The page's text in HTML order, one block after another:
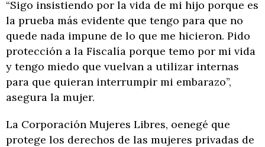
“Sigo insistiendo por la vida de mi hijo porque es
la prueba más evidente que tengo para que no
quede nada impune de lo que me hicieron. Pido
protección a la Fiscalía porque temo por mi vida
y tengo miedo que vuelvan a utilizar internas
para que quieran interrumpir mi embarazo”,
asegura la mujer.
La Corporación Mujeres Libres, oenegé que
protege los derechos de las mujeres privadas de